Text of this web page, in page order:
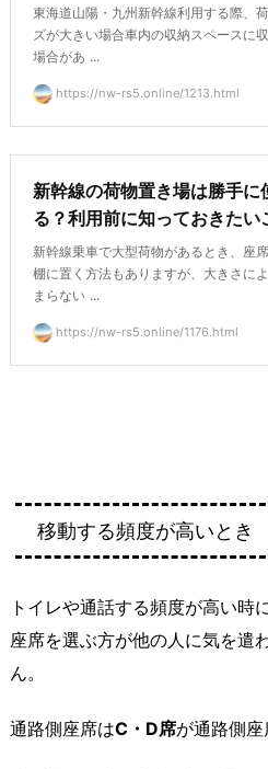
東海道山陽・九州新幹線利用する際、
ズが大きい場合車内の収納スペースに
場合があ ...
https://nw-rs5.online/1213.html
新幹線の荷物置き場は勝手に
る？利用前に知っておきたい
新幹線乗車で大型荷物があるとき、座
棚に置く方法もありますが、大きさに
まらない ...
https://nw-rs5.online/1176.html
移動する頻度が高いとき
トイレや通話する頻度が高い時
座席を選ぶ方が他の人に気を遣
ん。
通路側座席はC・D席が通路側座